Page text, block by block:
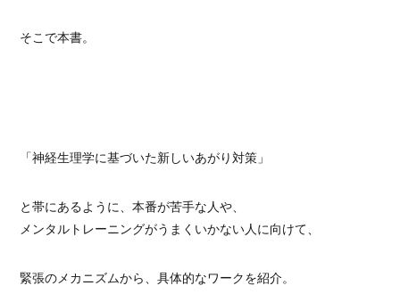
そこで本書。
「神経生理学に基づいた新しいあがり対策」
と帯にあるように、本番が苦手な人や、
メンタルトレーニングがうまくいかない人に向けて、
緊張のメカニズムから、具体的なワークを紹介。